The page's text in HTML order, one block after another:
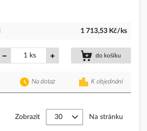
1 713,53 Kč/ks
ks do košíku
K objednání
Na dotaz
Zobrazit Na stránku